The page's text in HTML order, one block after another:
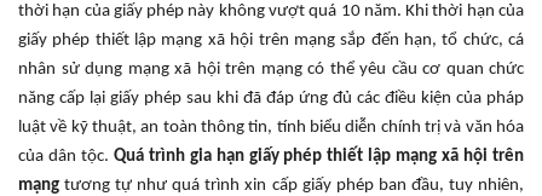
thời hạn của giấy phép này không vượt quá 10 năm. Khi thời hạn của
giấy phép thiết lập mạng xã hội trên mạng sắp đến hạn, tổ chức, cá
nhân sử dụng mạng xã hội trên mạng có thể yêu cầu cơ quan chức
năng cấp lại giấy phép sau khi đã đáp ứng đủ các điều kiện của pháp
luật về kỹ thuật, an toàn thông tin, tính biểu diễn chính trị và văn hóa
của dân tộc. Quá trình gia hạn giấy phép thiết lập mạng xã hội trên
mạng tương tự như quá trình xin cấp giấy phép ban đầu, tuy nhiên,